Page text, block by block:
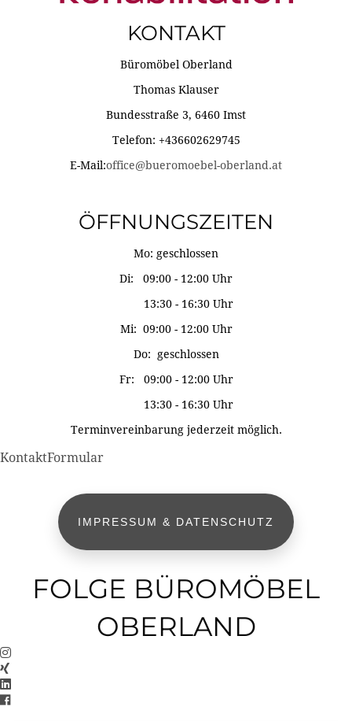
KONTAKT
Büromöbel Oberland
Thomas Klauser
Bundesstraße 3, 6460 Imst
Telefon: +436602629745
E-Mail:office@bueromoebel-oberland.at
ÖFFNUNGSZEITEN
Mo: geschlossen
Di: 09:00 - 12:00 Uhr
13:30 - 16:30 Uhr
Mi: 09:00 - 12:00 Uhr
Do: geschlossen
Fr: 09:00 - 12:00 Uhr
13:30 - 16:30 Uhr
Terminvereinbarung jederzeit möglich.
KontaktFormular
IMPRESSUM & DATENSCHUTZ
FOLGE BÜROMÖBEL
OBERLAND